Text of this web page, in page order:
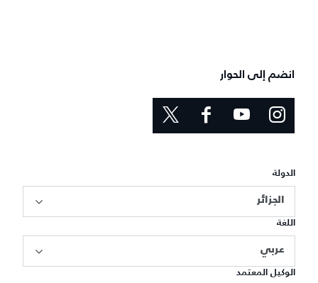
انضم إلى الحوار
الدولة
الجزائر
اللغة
عربي
الوكيل المعتمد